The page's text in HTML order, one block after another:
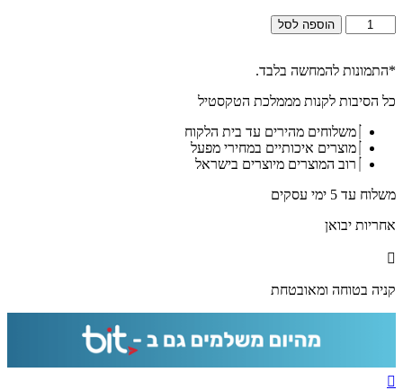
כמות
של
-
של
יצחק
כדורי
להדפסה
קנבס
זכוכית
הוספה לסל
*התמונות להמחשה בלבד.
כל הסיבות לקנות מממלכת הטקסטיל
משלוחים מהירים עד בית הלקוח
מוצרים איכותיים במחירי מפעל
רוב המוצרים מיוצרים בישראל
משלוח עד 5 ימי עסקים
אחריות יבואן
קניה בטוחה ומאובטחת